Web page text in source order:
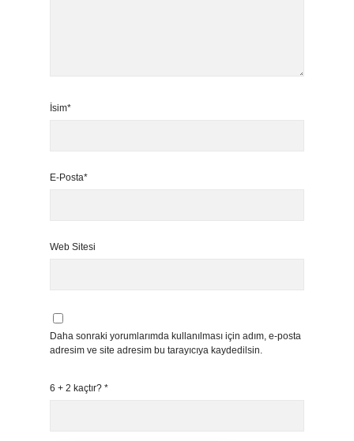
İsim*
E-Posta*
Web Sitesi
Daha sonraki yorumlarımda kullanılması için adım, e-posta
adresim ve site adresim bu tarayıcıya kaydedilsin.
6 + 2 kaçtır? *